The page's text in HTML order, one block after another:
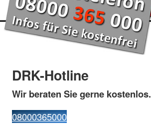
DRK-Hotline
Wir beraten Sie gerne kostenlos.
08000365000